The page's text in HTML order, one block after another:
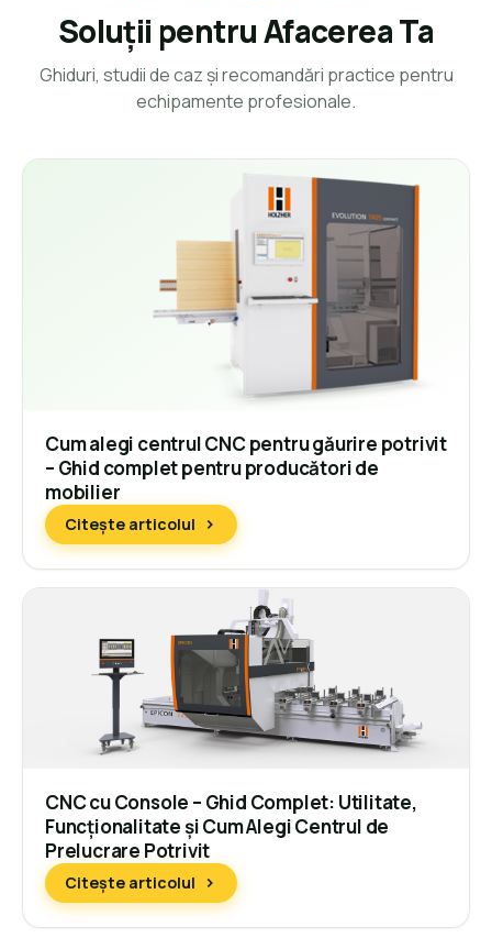
Soluții pentru Afacerea Ta
Ghiduri, studii de caz și recomandări practice pentru
echipamente profesionale.
Cum alegi centrul CNC pentru găurire potrivit
– Ghid complet pentru producători de
mobilier
Citește articolul
CNC cu Console – Ghid Complet: Utilitate,
Funcționalitate și Cum Alegi Centrul de
Prelucrare Potrivit
Citește articolul